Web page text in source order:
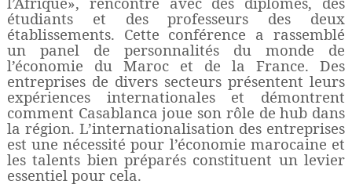
étudiants et des professeurs des deux
établissements. Cette conférence a rassemblé
un panel de personnalités du monde de
l’économie du Maroc et de la France. Des
entreprises de divers secteurs présentent leurs
expériences internationales et démontrent
comment Casablanca joue son rôle de hub dans
la région. L’internationalisation des entreprises
est une nécessité pour l’économie marocaine et
les talents bien préparés constituent un levier
essentiel pour cela.